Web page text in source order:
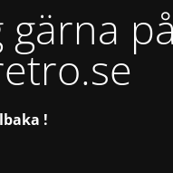
gärna
!